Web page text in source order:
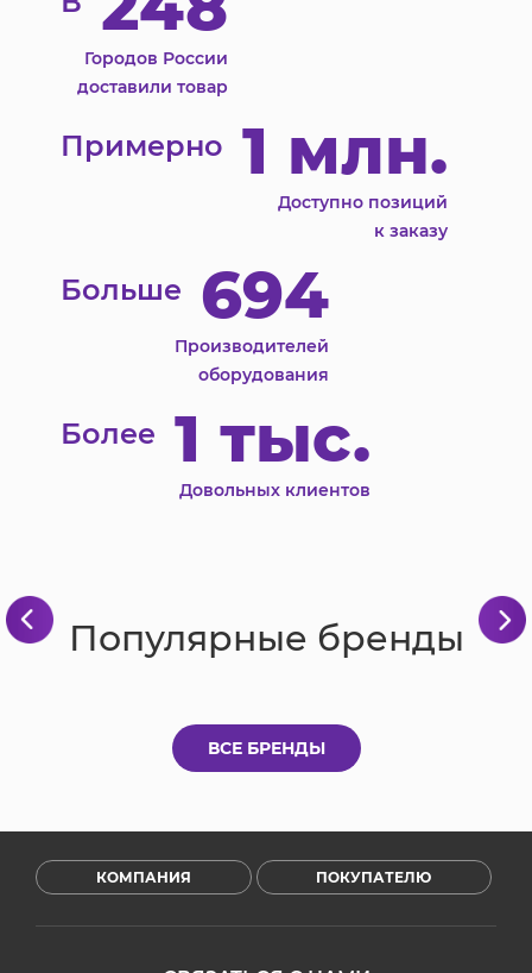
Городов России
доставили товар
Примерно 1 млн.
Доступно позиций
к заказу
Больше 694
Производителей
оборудования
Более 1 тыс.
Довольных клиентов
Популярные бренды
ВСЕ БРЕНДЫ
КОМПАНИЯ ПОКУПАТЕЛЮ